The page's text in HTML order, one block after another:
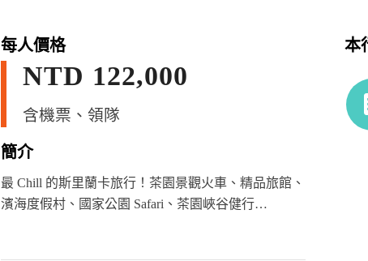
每人價格
NTD 122,000
含機票、領隊
簡介
最 Chill 的斯里蘭卡旅行！茶園景觀火車、精品旅館、
濱海度假村、國家公園 Safari、茶園峽谷健行…
本